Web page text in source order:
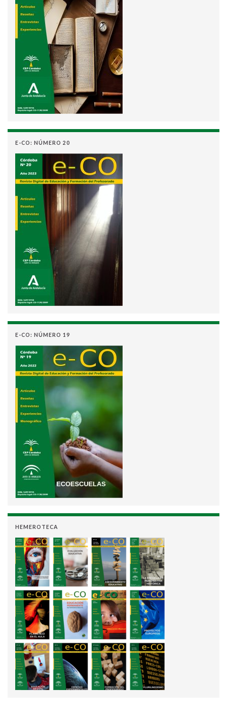
E-CO: NÚMERO 20
E-CO: NÚMERO 19
HEMEROTECA